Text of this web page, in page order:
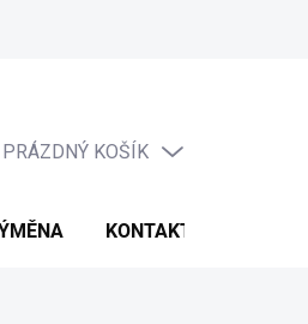
NÁKUPNÍ
PRÁZDNÝ KOŠÍK
KONTAKTY